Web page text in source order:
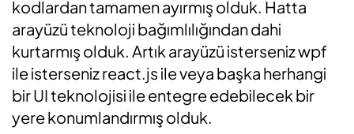
kodlardan tamamen ayırmış olduk. Hatta
arayüzü teknoloji bağımlılığından dahi
kurtarmış olduk. Artık arayüzü isterseniz wpf
ile isterseniz react.js ile veya başka herhangi
bir UI teknolojisi ile entegre edebilecek bir
yere konumlandırmış olduk.